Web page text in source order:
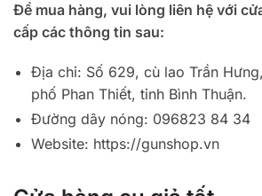
Để mua hàng, vui lòng liên hệ với
cấp các thông tin sau:
Địa chỉ: Số 629, cù lao Trần
phố Phan Thiết, tỉnh Bình Thuận.
Đường dây nóng: 096823 84 34
Website: https://gunshop.vn